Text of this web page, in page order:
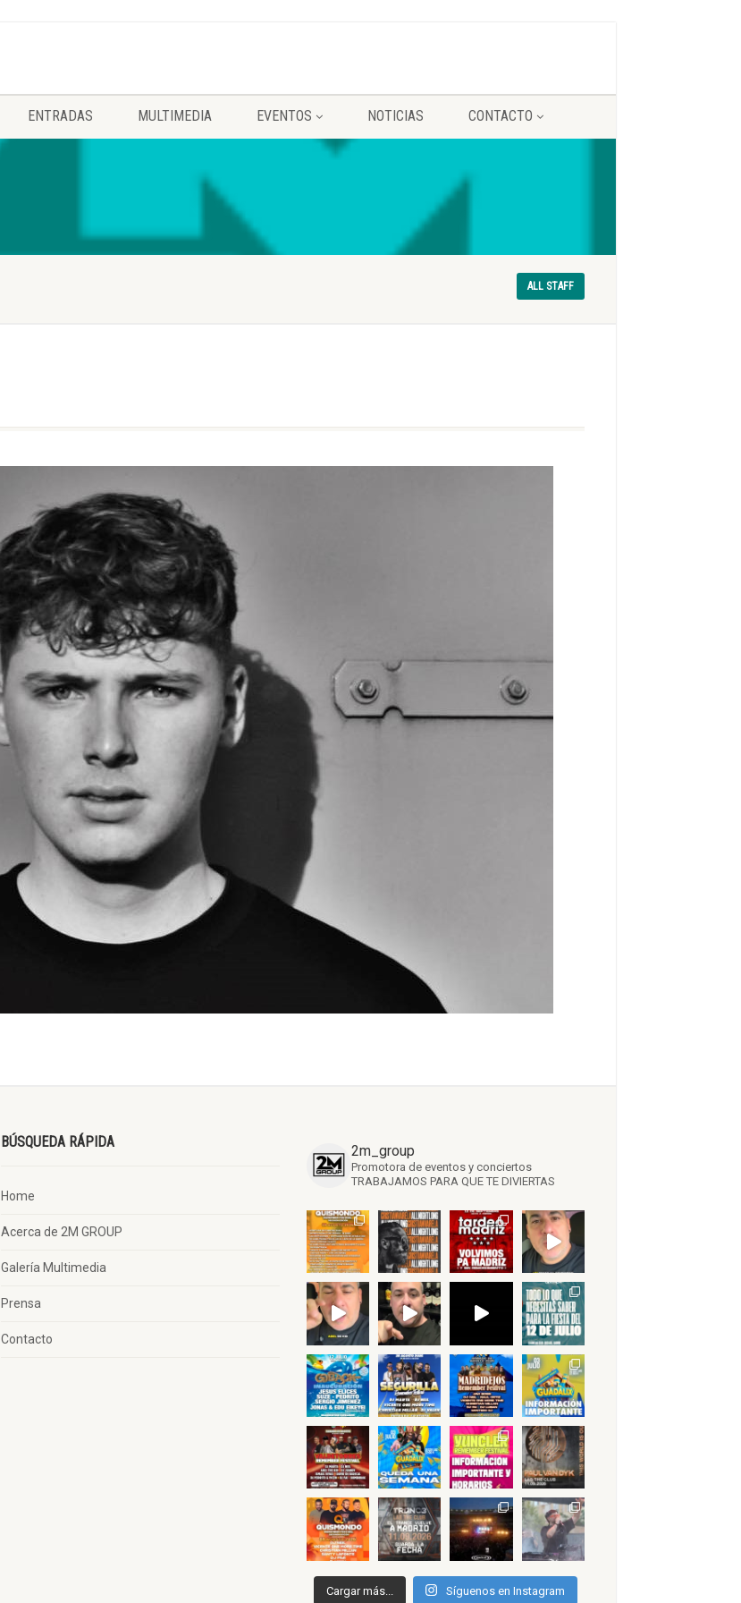
ENTRADAS MULTIMEDIA EVENTOS NOTICIAS CONTACTO
ALL STAFF
BÚSQUEDA RÁPIDA
Home
Acerca de 2M GROUP
Galería Multimedia
Prensa
Contacto
2m_group
Promotora de eventos y conciertos
TRABAJAMOS PARA QUE TE DIVIERTAS
Cargar más... Síguenos en Instagram